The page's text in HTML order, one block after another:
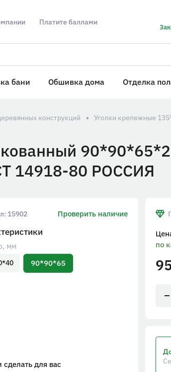
Платите баллами
бани Обшивка дома Отделка
конструкций
Уголки крепежные
14918-80 РОССИЯ
15902 Проверить наличие
мм
90*90*65
для вас
по